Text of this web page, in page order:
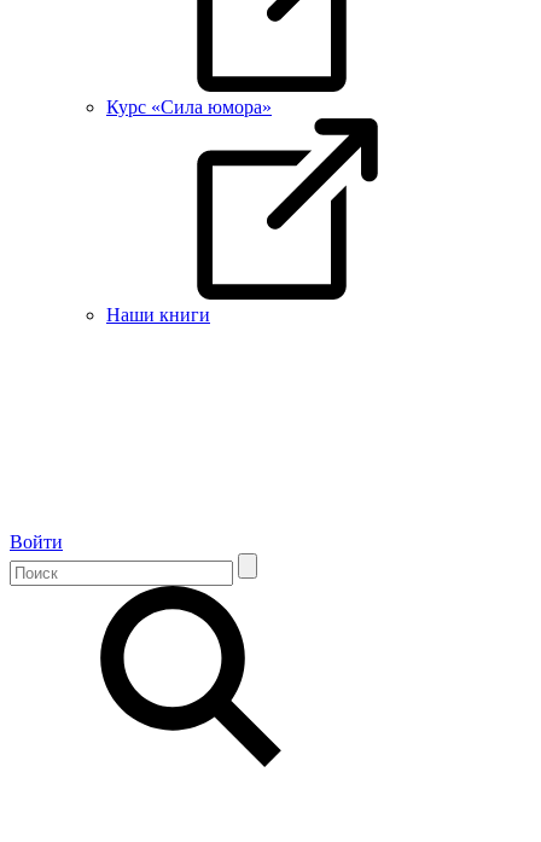
Курс «Сила юмора»
Наши книги
Войти